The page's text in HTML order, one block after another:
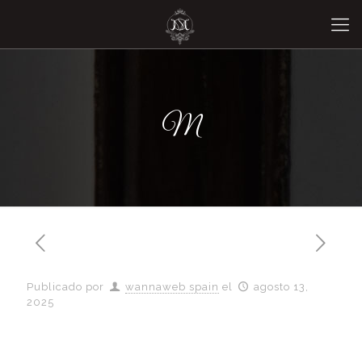
M
Publicado por wannaweb spain el
agosto 13,
2025